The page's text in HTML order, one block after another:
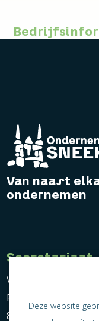
Van naast
ondernemen
Secretariaat
Vereniging
Postbus 464
8600 AL Sneek
Deze website